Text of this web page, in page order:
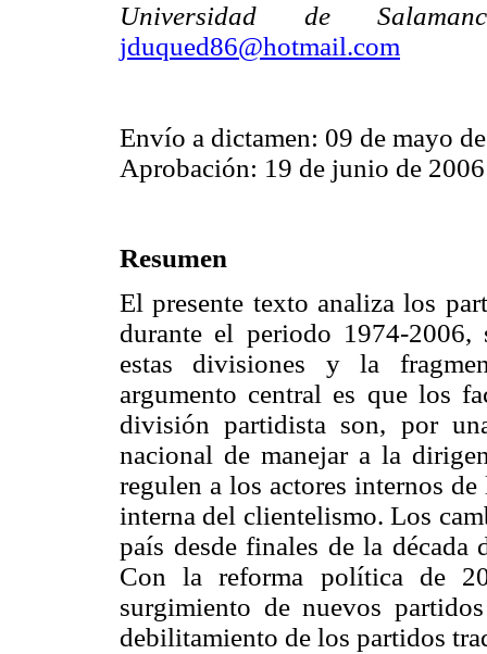
Universidad de
jduqued86@hotmail.com
Envío a dictamen: 09 de mayo
Aprobación: 19 de junio de 2006
Resumen
El presente texto analiza los
durante el periodo 1974-2006,
estas divisiones y la
argumento central es que los
división partidista son, por
nacional de manejar a la
regulen a los actores internos
interna del clientelismo. Los
país desde finales de la década
Con la reforma política de
surgimiento de nuevos
debilitamiento de los partidos